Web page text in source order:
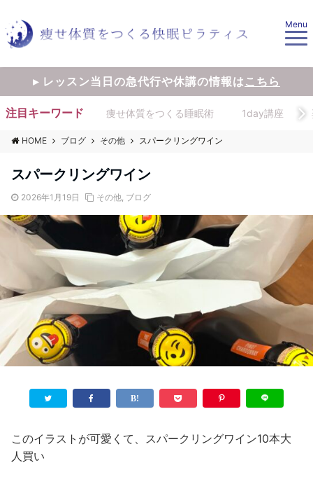
Menu
▸ レッスン当日の急代行や休講の情報はこちら
注目キーワード 痩せ体質をつくる睡眠術 1day講座
HOME ブログ その他 スパークリングワイン
スパークリングワイン
2026年1月19日 その他, ブログ
このイラストが可愛くて、スパークリングワイン10本大
人買い